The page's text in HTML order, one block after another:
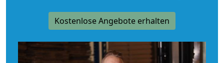
Kostenlose Angebote erhalten